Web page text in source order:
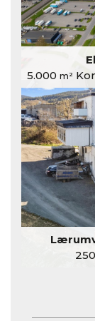
5.000 m²
250